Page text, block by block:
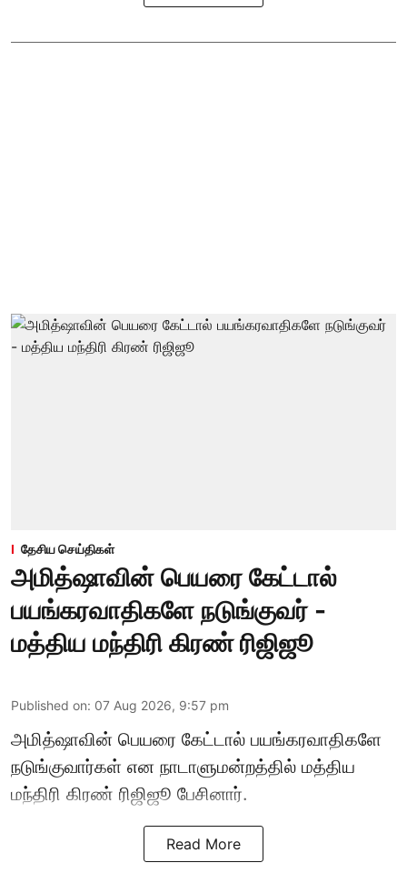
தேசிய செய்திகள்
அமித்ஷாவின் பெயரை கேட்டால்
பயங்கரவாதிகளே நடுங்குவர் -
மத்திய மந்திரி கிரண் ரிஜிஜூ
Published on: 07 Aug 2026, 9:57 pm
அமித்ஷாவின் பெயரை கேட்டால் பயங்கரவாதிகளே
நடுங்குவார்கள் என நாடாளுமன்றத்தில் மத்திய
மந்திரி கிரண் ரிஜிஜூ பேசினார்.
Read More